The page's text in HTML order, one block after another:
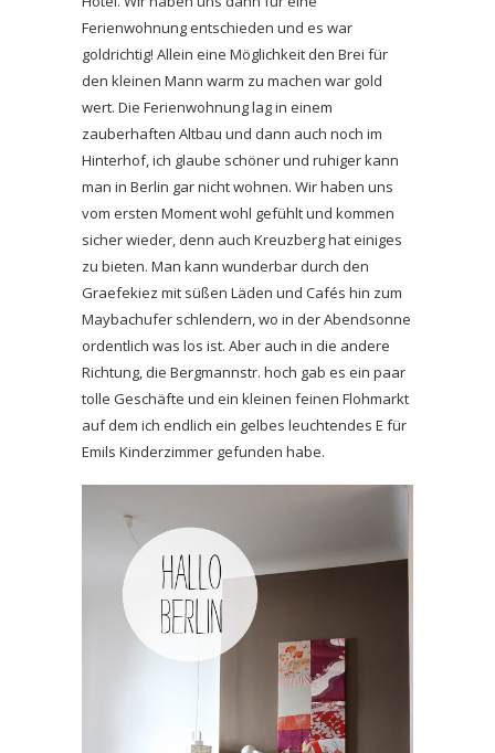
Ferienwohnung entschieden und es war
goldrichtig! Allein eine Möglichkeit den Brei für
den kleinen Mann warm zu machen war gold
wert. Die Ferienwohnung lag in einem
zauberhaften Altbau und dann auch noch im
Hinterhof, ich glaube schöner und ruhiger kann
man in Berlin gar nicht wohnen. Wir haben uns
vom ersten Moment wohl gefühlt und kommen
sicher wieder, denn auch Kreuzberg hat einiges
zu bieten. Man kann wunderbar durch den
Graefekiez mit süßen Läden und Cafés hin zum
Maybachufer schlendern, wo in der Abendsonne
ordentlich was los ist. Aber auch in die andere
Richtung, die Bergmannstr. hoch gab es ein paar
tolle Geschäfte und ein kleinen feinen Flohmarkt
auf dem ich endlich ein gelbes leuchtendes E für
Emils Kinderzimmer gefunden habe.